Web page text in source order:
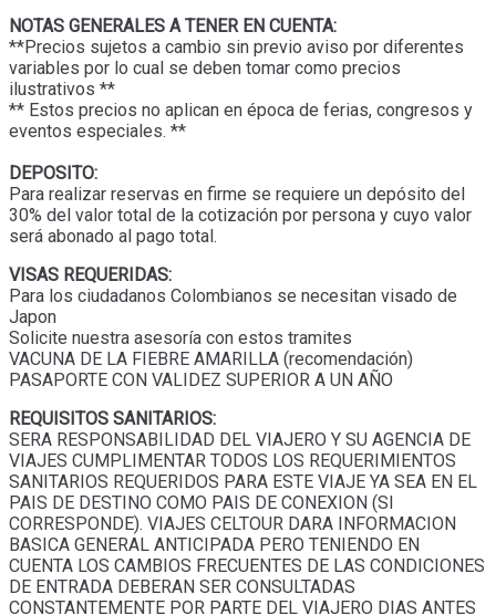
NOTAS GENERALES A TENER EN CUENTA:
**Precios sujetos a cambio sin previo aviso por diferentes
variables por lo cual se deben tomar como precios
ilustrativos **
** Estos precios no aplican en época de ferias, congresos y
eventos especiales. **
DEPOSITO:
Para realizar reservas en firme se requiere un depósito del
30% del valor total de la cotización por persona y cuyo valor
será abonado al pago total.
VISAS REQUERIDAS:
Para los ciudadanos Colombianos se necesitan visado de
Japon
Solicite nuestra asesoría con estos tramites
VACUNA DE LA FIEBRE AMARILLA (recomendación)
PASAPORTE CON VALIDEZ SUPERIOR A UN AÑO
REQUISITOS SANITARIOS:
SERA RESPONSABILIDAD DEL VIAJERO Y SU AGENCIA DE
VIAJES CUMPLIMENTAR TODOS LOS REQUERIMIENTOS
SANITARIOS REQUERIDOS PARA ESTE VIAJE YA SEA EN EL
PAIS DE DESTINO COMO PAIS DE CONEXION (SI
CORRESPONDE). VIAJES CELTOUR DARA INFORMACION
BASICA GENERAL ANTICIPADA PERO TENIENDO EN
CUENTA LOS CAMBIOS FRECUENTES DE LAS CONDICIONES
DE ENTRADA DEBERAN SER CONSULTADAS
CONSTANTEMENTE POR PARTE DEL VIAJERO DIAS ANTES